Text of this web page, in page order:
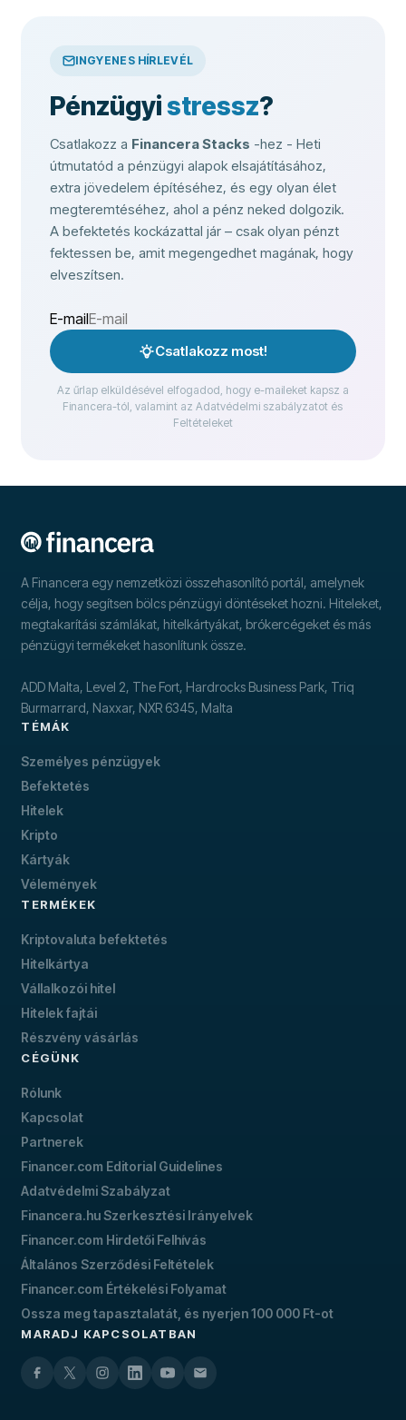
INGYENES HÍRLEVÉL
Pénzügyistressz?
Csatlakozz a Financera Stacks -hez - Heti
útmutatód a pénzügyi alapok elsajátításához,
extra jövedelem építéséhez, és egy olyan élet
megteremtéséhez, ahol a pénz neked dolgozik.
A befektetés kockázattal jár – csak olyan pénzt
fektessen be, amit megengedhet magának, hogy
elveszítsen.
E-mail
Csatlakozz most!
Az űrlap elküldésével elfogadod, hogy e-maileket kapsz a
Financera-tól, valamint az Adatvédelmi szabályzatot és
Feltételeket
A Financera egy nemzetközi összehasonlító portál, amelynek
célja, hogy segítsen bölcs pénzügyi döntéseket hozni. Hiteleket,
megtakarítási számlákat, hitelkártyákat, brókercégeket és más
pénzügyi termékeket hasonlítunk össze.
ADD Malta, Level 2, The Fort, Hardrocks Business Park, Triq
Burmarrard, Naxxar, NXR 6345, Malta
TÉMÁK
Személyes pénzügyek
Befektetés
Hitelek
Kripto
Kártyák
Vélemények
TERMÉKEK
Kriptovaluta befektetés
Hitelkártya
Vállalkozói hitel
Hitelek fajtái
Részvény vásárlás
CÉGÜNK
Rólunk
Kapcsolat
Partnerek
Financer.com Editorial Guidelines
Adatvédelmi Szabályzat
Financera.hu Szerkesztési Irányelvek
Financer.com Hirdetői Felhívás
Általános Szerződési Feltételek
Financer.com Értékelési Folyamat
Ossza meg tapasztalatát, és nyerjen 100 000 Ft-ot
MARADJ KAPCSOLATBAN